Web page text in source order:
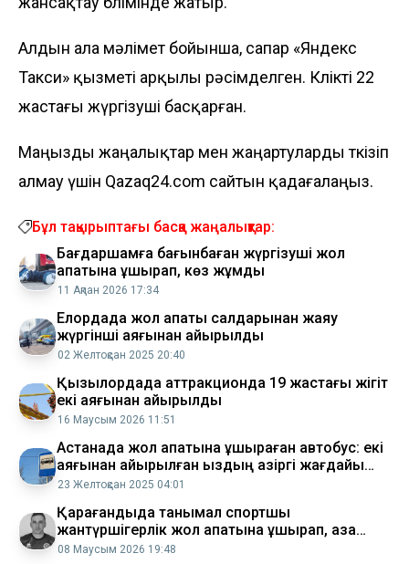
Алдын ала мәлімет бойынша, сапар «Яндекс
Такси» қызметі арқылы рәсімделген. Көлікті 22
жастағы жүргізуші басқарған.
Маңызды жаңалықтар мен жаңартуларды өткізіп
алмау үшін Qazaq24.com сайтын қадағалаңыз.
Бұл тақырыптағы басқа жаңалықтар:
Бағдаршамға бағынбаған жүргізуші жол
апатына ұшырап, көз жұмды
11 Ақпан 2026 17:34
Елордада жол апаты салдарынан жаяу
жүргінші аяғынан айырылды
02 Желтоқсан 2025 20:40
Қызылордада аттракционда 19 жастағы жігіт
екі аяғынан айырылды
16 Маусым 2026 11:51
Астанада жол апатына ұшыраған автобус: екі
аяғынан айырылған қыздың қазіргі жағдайы
қандай
23 Желтоқсан 2025 04:01
Қарағандыда танымал спортшы
жантүршігерлік жол апатына ұшырап, қаза
тапты
08 Маусым 2026 19:48